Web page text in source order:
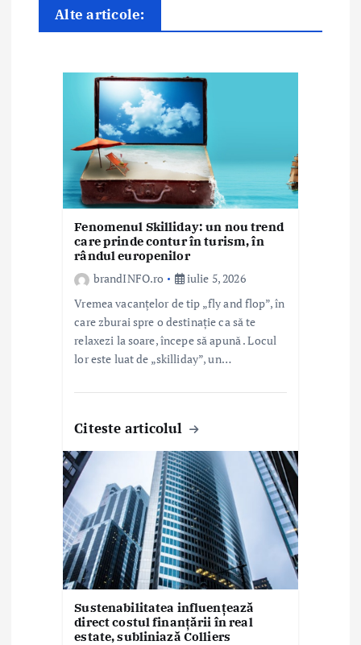
Alte articole:
Fenomenul Skilliday: un nou trend
care prinde contur în turism, în
rândul europenilor
brandINFO.ro
iulie 5, 2026
Vremea vacanțelor de tip „fly and flop”, în
care zburai spre o destinație ca să te
relaxezi la soare, începe să apună . Locul
lor este luat de „skilliday”, un…
Citeste articolul
Sustenabilitatea influențează
direct costul finanțării în real
estate, subliniază Colliers